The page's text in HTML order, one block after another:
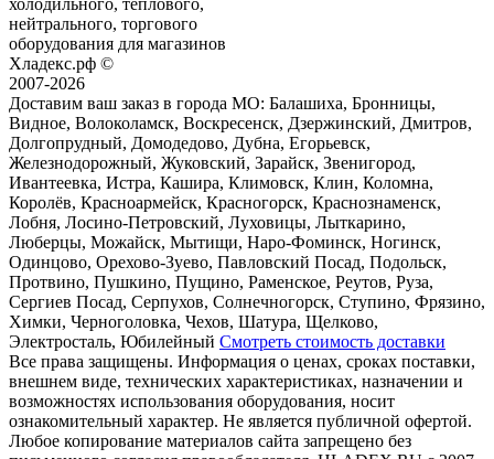
нейтрального, торгового
оборудования для магазинов
Хладекс.рф ©
2007-2026
Доставим ваш заказ в города МО: Балашиха, Бронницы,
Видное, Волоколамск, Воскресенск, Дзержинский, Дмитров,
Долгопрудный, Домодедово, Дубна, Егорьевск,
Железнодорожный, Жуковский, Зарайск, Звенигород,
Ивантеевка, Истра, Кашира, Климовск, Клин, Коломна,
Королёв, Красноармейск, Красногорск, Краснознаменск,
Лобня, Лосино-Петровский, Луховицы, Лыткарино,
Люберцы, Можайск, Мытищи, Наро-Фоминск, Ногинск,
Одинцово, Орехово-Зуево, Павловский Посад, Подольск,
Протвино, Пушкино, Пущино, Раменское, Реутов, Руза,
Сергиев Посад, Серпухов, Солнечногорск, Ступино, Фрязино,
Химки, Черноголовка, Чехов, Шатура, Щелково,
Электросталь, Юбилейный Смотреть стоимость доставки
Все права защищены. Информация о ценах, сроках поставки,
внешнем виде, технических характеристиках, назначении и
возможностях использования оборудования, носит
ознакомительный характер. Не является публичной офертой.
Любое копирование материалов сайта запрещено без